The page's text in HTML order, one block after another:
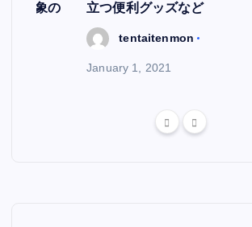
文現象の
立つ便利グッズなど
tentaitenmon
January 1, 2021